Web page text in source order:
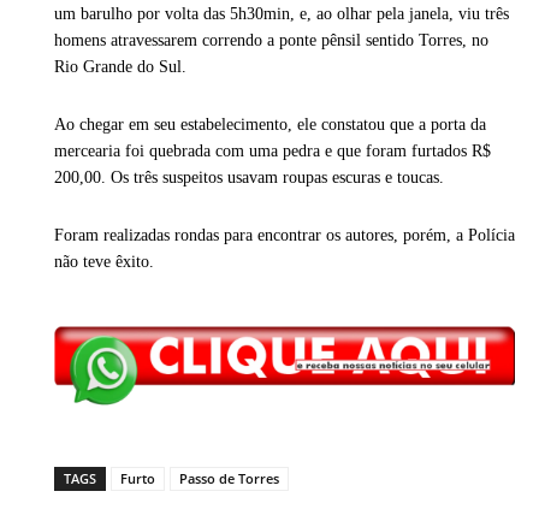
um barulho por volta das 5h30min, e, ao olhar pela janela, viu três
homens atravessarem correndo a ponte pênsil sentido Torres, no
Rio Grande do Sul.
Ao chegar em seu estabelecimento, ele constatou que a porta da
mercearia foi quebrada com uma pedra e que foram furtados R$
200,00. Os três suspeitos usavam roupas escuras e toucas.
Foram realizadas rondas para encontrar os autores, porém, a Polícia
não teve êxito.
TAGS Furto Passo de Torres